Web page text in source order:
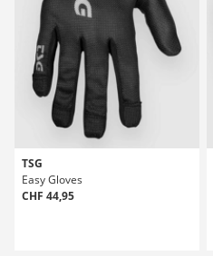
TSG
Easy Gloves
CHF 44,95